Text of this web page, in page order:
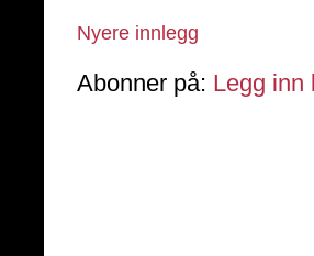
Nyere innlegg
Abonner på: Legg inn